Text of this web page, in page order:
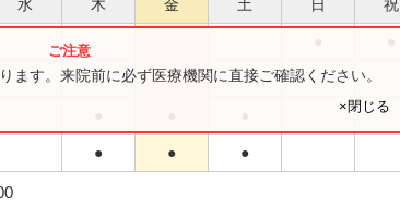
水 木 金 土 日 祝
●
● ● ●
ます。来院前に必ず医療機関に直接ご確認ください。
×閉じる